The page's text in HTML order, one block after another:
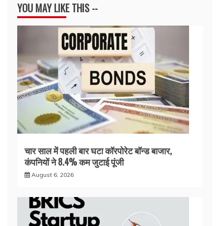
YOU MAY LIKE THIS --
चार साल में पहली बार घटा कॉरपोरेट बॉन्ड बाजार,
कंपनियों ने 8.4% कम जुटाई पूंजी
August 6, 2026